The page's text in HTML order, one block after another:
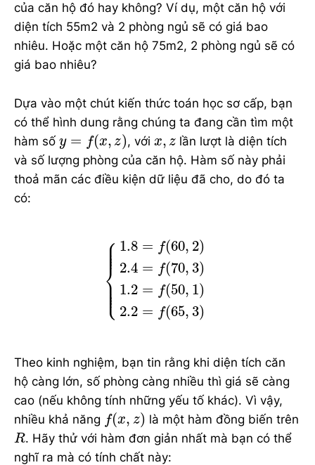
của căn hộ đó hay không? Ví dụ, một căn hộ với
diện tích 55m2 và 2 phòng ngủ sẽ có giá bao
nhiêu. Hoặc một căn hộ 75m2, 2 phòng ngủ sẽ có
giá bao nhiêu?
Dựa vào một chút kiến thức toán học sơ cấp, bạn
có thể hình dung rằng chúng ta đang cần tìm một
hàm số y = f(x, z)
x, z) , với x, z
x, z lần lượt là diện tích
và số lượng phòng của căn hộ. Hàm số này phải
thoả mãn các điều kiện dữ liệu đã cho, do đó ta
có:
⎧
⎪
⎪
⎪
⎪
⎨
⎪
⎪ ⎪ ⎪⎩
1.8 = f(60, 2)
2.4 = f(70, 3)
1.2 = f(50, 1)
2.2 = f(65, 3)
1.8 = 60,2) 2.4
Theo kinh nghiệm, bạn tin rằng khi diện tích căn
hộ càng lớn, số phòng càng nhiều thì giá sẽ càng
cao (nếu không tính những yếu tố khác). Vì vậy,
nhiều khả năng f(x, z)
f(x
là một hàm đồng biến trên
R
R . Hãy thử với hàm đơn giản nhất mà bạn có thể
nghĩ ra mà có tính chất này: